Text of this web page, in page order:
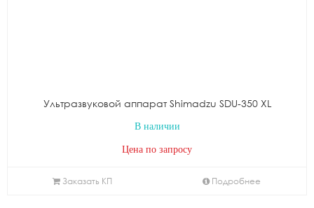
Ультразвуковой аппарат Shimadzu SDU-350 XL
В наличии
Цена по запросу
Заказать КП Подробнее